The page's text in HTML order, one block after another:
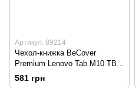
Артикул: 89214
Чехол-книжка BeCover
Premium Lenovo Tab M10 TB-
X306F HD (2nd Gen) Black
581 грн